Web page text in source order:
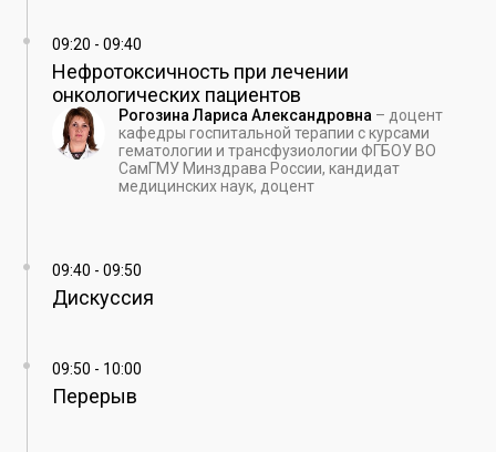
09:20 - 09:40
Нефротоксичность при лечении
онкологических пациентов
Рогозина Лариса Александровна – доцент
кафедры госпитальной терапии с курсами
гематологии и трансфузиологии ФГБОУ ВО
СамГМУ Минздрава России, кандидат
медицинских наук, доцент
09:40 - 09:50
Дискуссия
09:50 - 10:00
Перерыв